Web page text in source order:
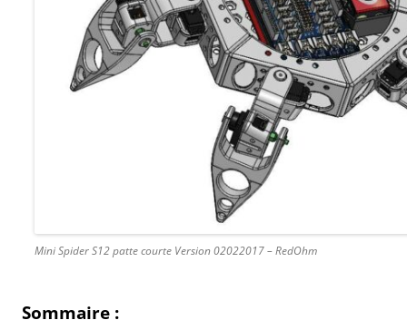
Mini Spider S12 patte courte Version 02022017 – RedOhm
Sommaire :